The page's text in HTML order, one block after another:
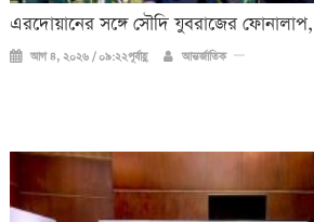
এরদোয়ানের সঙ্গে সৌদি যুবরাজের
আগ ৪, ২০২৬ / ০৯:২২পূর্বাহ্ণ আন্তর্জাতিক